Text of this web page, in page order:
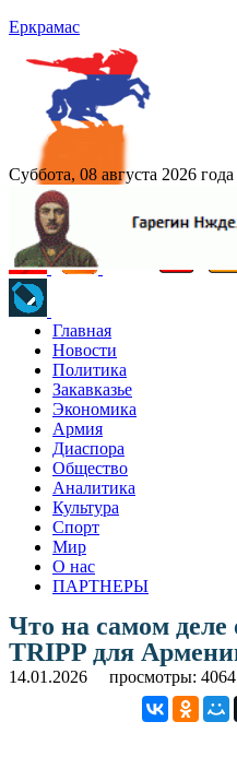
Еркрамас
Суббота, 08 августа 2026 года
Главная
Новости
Политика
Закавказье
Экономика
Армия
Диаспора
Общество
Аналитика
Культура
Спорт
Мир
О нас
ПАРТНЕРЫ
Что на самом деле
TRIPP для
14.01.2026 просмотры: 4064